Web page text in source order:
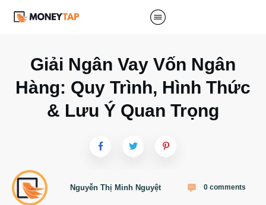
Giải Ngân Vay Vốn Ngân
Hàng: Quy Trình, Hình Thức
& Lưu Ý Quan Trọng
Nguyễn Thị Minh Nguyệt 0comments